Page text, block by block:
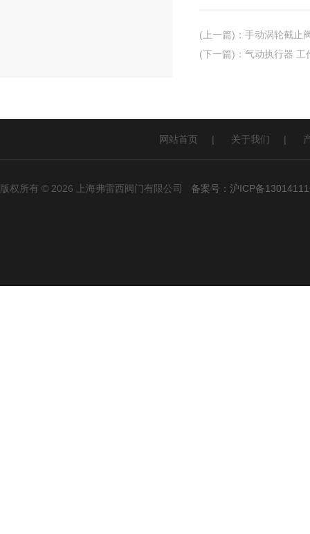
(上一篇) ： 手动涡轮截止
(下一篇) ： 气动执行器 工
网站首页 | 关于我们 |
版权所有 © 2026 上海弗雷西阀门有限公司 备案号：沪ICP备